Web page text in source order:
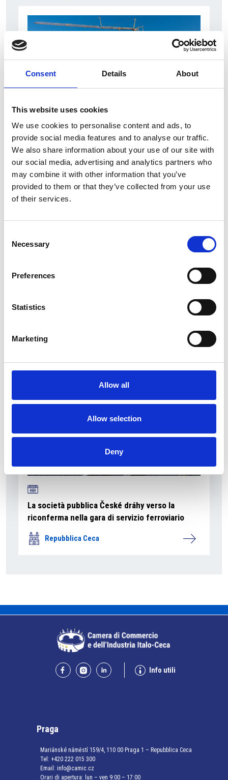
Consent Details About
This website uses cookies
We use cookies to personalise content and ads, to
provide social media features and to analyse our traffic.
We also share information about your use of our site with
our social media, advertising and analytics partners who
may combine it with other information that you’ve
provided to them or that they’ve collected from your use
of their services.
Selection
Necessary
Preferences
Statistics
Marketing
Allow all
Allow selection
Deny
7 Agosto 2026
Nel primo semestre è aumentata fortemente la
costruzione di nuove abitazioni
Repubblica Ceca
La società pubblica České dráhy verso la
riconferma nella gara di servizio ferroviario
Repubblica Ceca
Info utili
Praga
Mariánské náměstí 159/4, 110 00 Praga 1 – Repubblica Ceca
Tel: +420 222 015 300
Email: info@camic.cz
Orari di apertura: lun – ven 9:00 – 17:00